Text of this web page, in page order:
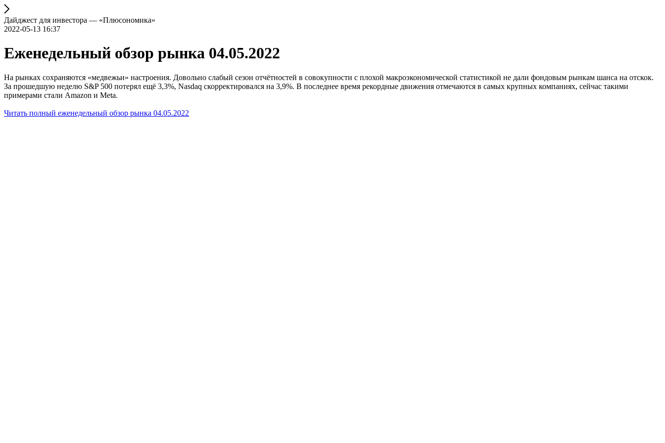
Дайджест для инвестора — «Плюсономика»
2022-05-13 16:37
Еженедельный обзор рынка 04.05.2022
На рынках сохраняются «медвежьи» настроения. Довольно слабый сезон отчётностей в совокупности с плохой макроэкономической статистикой не дали фондовым рынкам шанса на отскок.
За прошедшую неделю S&P 500 потерял ещё 3,3%, Nasdaq скорректировался на 3,9%. В последнее время рекордные движения отмечаются в самых крупных компаниях, сейчас такими
примерами стали Amazon и Meta.
Читать полный еженедельный обзор рынка 04.05.2022